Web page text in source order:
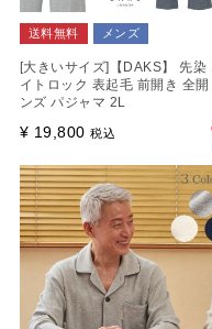
送料無料 メンズ
[大きいサイズ]【DAKS】 先染
イトロック 表起毛 前開き 全開
ンズ パジャマ 2L
¥ 19,800 税込